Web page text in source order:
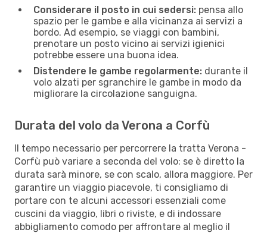
Considerare il posto in cui sedersi: pensa allo
spazio per le gambe e alla vicinanza ai servizi a
bordo. Ad esempio, se viaggi con bambini,
prenotare un posto vicino ai servizi igienici
potrebbe essere una buona idea.
Distendere le gambe regolarmente: durante il
volo alzati per sgranchire le gambe in modo da
migliorare la circolazione sanguigna.
Durata del volo da Verona a Corfù
Il tempo necessario per percorrere la tratta Verona -
Corfù può variare a seconda del volo: se è diretto la
durata sarà minore, se con scalo, allora maggiore. Per
garantire un viaggio piacevole, ti consigliamo di
portare con te alcuni accessori essenziali come
cuscini da viaggio, libri o riviste, e di indossare
abbigliamento comodo per affrontare al meglio il